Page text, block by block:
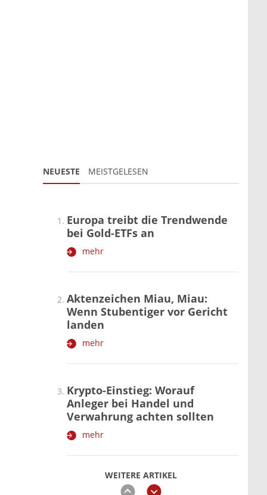
NEUESTE MEISTGELESEN
WEITERE ARTIKEL
zurückweiter
Europa treibt die Trendwende
bei Gold-ETFs an
mehr
Aktenzeichen Miau, Miau:
Wenn Stubentiger vor Gericht
landen
mehr
Krypto-Einstieg: Worauf
Anleger bei Handel und
Verwahrung achten sollten
mehr